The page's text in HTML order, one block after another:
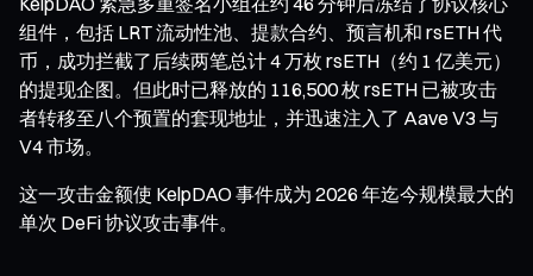
组件，包括 LRT 流动性池、提款合约、预言机和 rsETH 代
币，成功拦截了后续两笔总计 4 万枚 rsETH（约 1 亿美元）
的提现企图。但此时已释放的 116,500 枚 rsETH 已被攻击
者转移至八个预置的套现地址，并迅速注入了 Aave V3 与
V4 市场。
这一攻击金额使 KelpDAO 事件成为 2026 年迄今规模最大的
单次 DeFi 协议攻击事件。